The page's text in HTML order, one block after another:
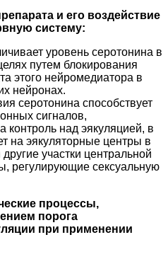
и его воздействие
систему:
уровень серотонина в
путем блокирования
этого нейромедиатора в
нейронах.
серотонина способствует
сигналов,
контроль над эякуляцией, в
на эякуляторные центры в
участки центральной
регулирующие сексуальную
процессы,
порога
при применении